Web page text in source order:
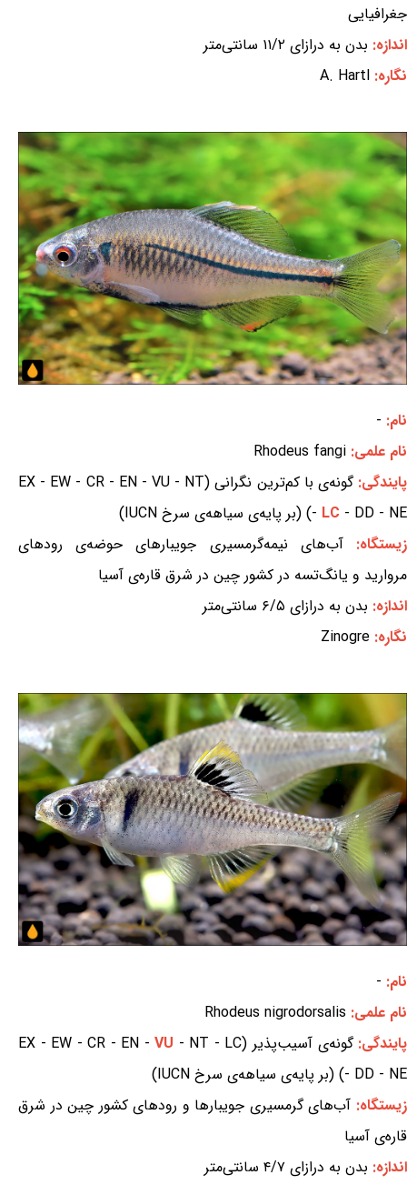
جغرافیایی
اندازه: بدن به درازای ۱۱/۲ سانتی‌متر
نگاره: A. Hartl
نام: -
نام علمی: Rhodeus fangi
پایندگی:
گونه‌ی با کم‌ترین نگرانی (EX - EW - CR - EN - VU - NT
- LC - DD - NE) (بر پایه‌ی سیاهه‌ی سرخ IUCN)
زیستگاه:آب‌های نیمه‌گرمسیری جویبارهای حوضه‌ی رودهای
مروارید و یانگ‌تسه در کشور چین در شرق قاره‌ی آسیا
اندازه: بدن به درازای ۶/۵ سانتی‌متر
نگاره: Zinogre
نام: -
نام علمی: Rhodeus nigrodorsalis
پایندگی:گونه‌ی آسیب‌پذیر (EX - EW - CR - EN - VU - NT - LC
- DD - NE) (بر پایه‌ی سیاهه‌ی سرخ IUCN)
زیستگاه: آب‌های گرمسیری جویبارها و رودهای کشور چین در شرق
قاره‌ی آسیا
اندازه: بدن به درازای ۴/۷ سانتی‌متر